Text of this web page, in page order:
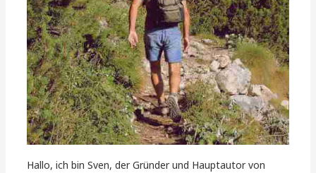
Hallo, ich bin Sven, der Gründer und Hauptautor von